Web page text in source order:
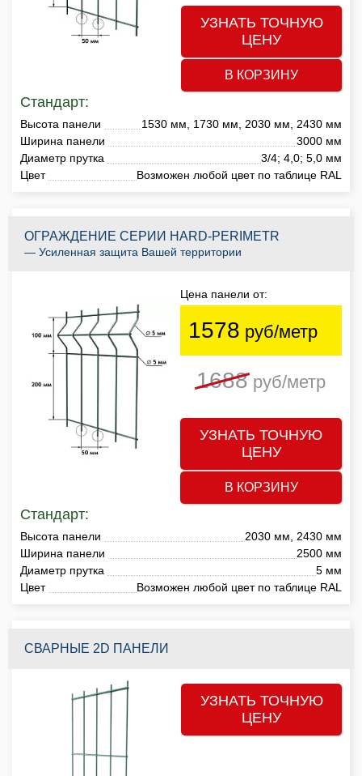
УЗНАТЬ ТОЧНУЮ
ЦЕНУ
В КОРЗИНУ
Стандарт:
Высота панели
1530 мм, 1730 мм, 2030 мм, 2430 мм
Ширина панели
3000 мм
Диаметр прутка
3/4; 4,0; 5,0 мм
Цвет
Возможен любой цвет по таблице RAL
ОГРАЖДЕНИЕ СЕРИИ HARD-PERIMETR
— Усиленная защита Вашей территории
Цена панели от:
1578 руб/метр
1688руб/метр
УЗНАТЬ ТОЧНУЮ
ЦЕНУ
В КОРЗИНУ
Стандарт:
Высота панели
2030 мм, 2430 мм
Ширина панели
2500 мм
Диаметр прутка
5 мм
Цвет
Возможен любой цвет по таблице RAL
СВАРНЫЕ 2D ПАНЕЛИ
УЗНАТЬ ТОЧНУЮ
ЦЕНУ